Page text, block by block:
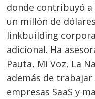
donde contribuyó
un millón de
linkbuilding
adicional. Ha
Pauta, Mi Voz, La
además de
empresas SaaS y